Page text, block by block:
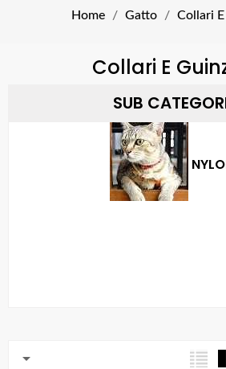
Home Gatto Collari
Collari E
SUB
